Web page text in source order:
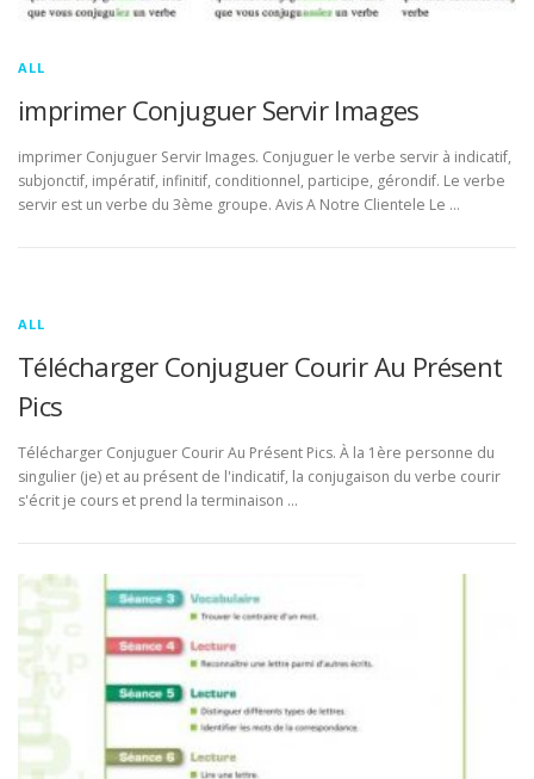
ALL
imprimer Conjuguer Servir Images
imprimer Conjuguer Servir Images. Conjuguer le verbe servir à indicatif,
subjonctif, impératif, infinitif, conditionnel, participe, gérondif. Le verbe
servir est un verbe du 3ème groupe. Avis A Notre Clientele Le …
ALL
Télécharger Conjuguer Courir Au Présent
Pics
Télécharger Conjuguer Courir Au Présent Pics. À la 1ère personne du
singulier (je) et au présent de l'indicatif, la conjugaison du verbe courir
s'écrit je cours et prend la terminaison …